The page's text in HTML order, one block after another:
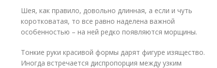
Шея, как правило, довольно длинная, а если и чуть
коротковатая, то все равно наделена важной
особенностью – на ней редко появляются морщины.
Тонкие руки красивой формы дарят фигуре изящество.
Иногда встречается диспропорция между узким